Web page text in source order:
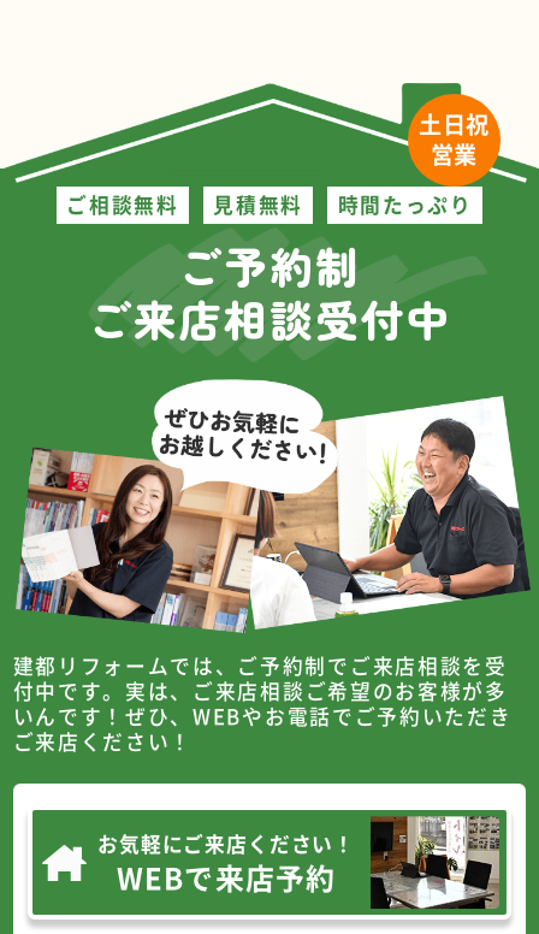
ご相談無料 見積無料 時間たっぷり
ご予約制
ご来店相談受付中
土日祝
営業
建都リフォームでは、ご予約制でご来店相談を受
付中です。 実は、ご来店相談ご希望のお客様が多
いんです！ぜひ、WEBやお電話でご予約いただき
ご来店ください！
お気軽にご来店ください！
WEBで来店予約